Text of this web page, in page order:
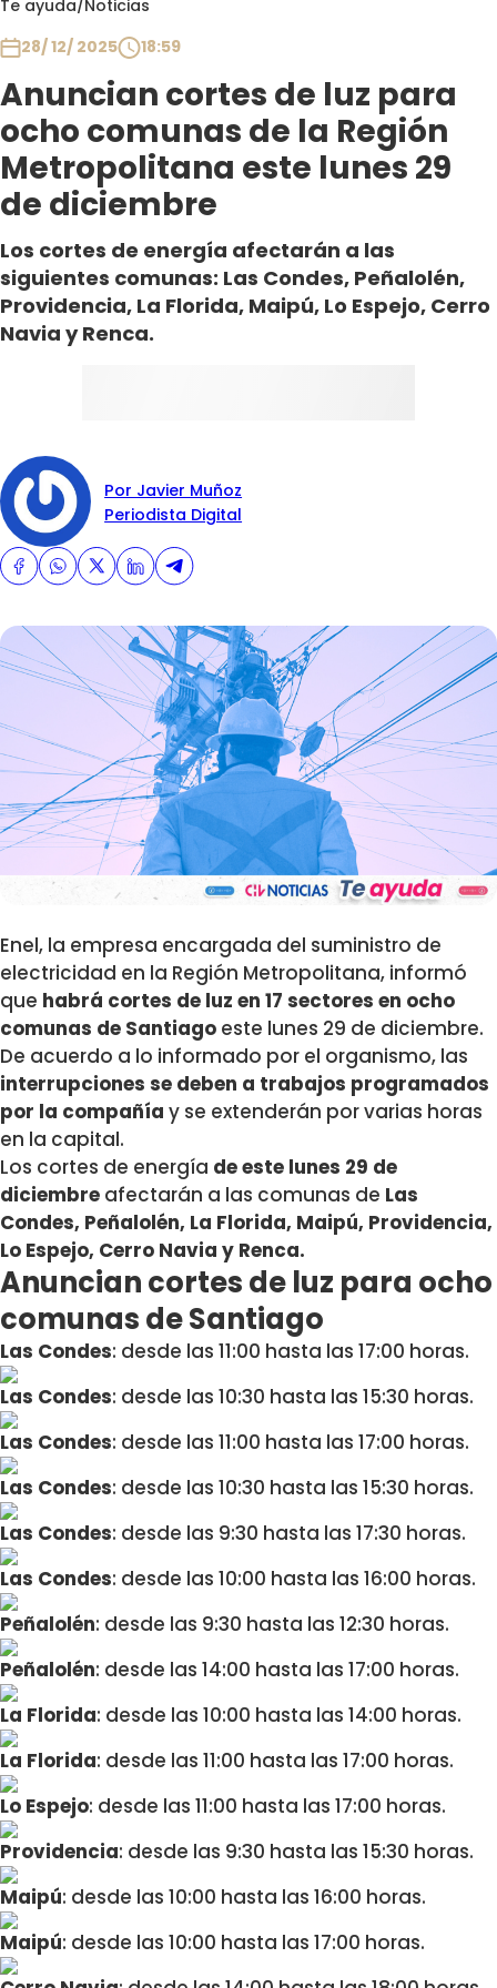
Te ayuda/Noticias
28/ 12/ 2025
18:59
Anuncian cortes de luz para
ocho comunas de la Región
Metropolitana este lunes 29
de diciembre
Los cortes de energía afectarán a las
siguientes comunas: Las Condes, Peñalolén,
Providencia, La Florida, Maipú, Lo Espejo, Cerro
Navia y Renca.
Por Javier Muñoz
Periodista Digital
Enel, la empresa encargada del suministro de
electricidad en la Región Metropolitana, informó
que habrá cortes de luz en 17 sectores en ocho
comunas de Santiago este lunes 29 de diciembre.
De acuerdo a lo informado por el organismo, las
interrupciones se deben a trabajos programados
por la compañía y se extenderán por varias horas
en la capital.
Los cortes de energía de este lunes 29 de
diciembre afectarán a las comunas de Las
Condes, Peñalolén, La Florida, Maipú, Providencia,
Lo Espejo, Cerro Navia y Renca.
Anuncian cortes de luz para ocho
comunas de Santiago
Las Condes: desde las 11:00 hasta las 17:00 horas.
Las Condes: desde las 10:30 hasta las 15:30 horas.
Las Condes: desde las 11:00 hasta las 17:00 horas.
Las Condes: desde las 10:30 hasta las 15:30 horas.
Las Condes: desde las 9:30 hasta las 17:30 horas.
Las Condes: desde las 10:00 hasta las 16:00 horas.
Peñalolén: desde las 9:30 hasta las 12:30 horas.
Peñalolén: desde las 14:00 hasta las 17:00 horas.
La Florida: desde las 10:00 hasta las 14:00 horas.
La Florida: desde las 11:00 hasta las 17:00 horas.
Lo Espejo: desde las 11:00 hasta las 17:00 horas.
Providencia: desde las 9:30 hasta las 15:30 horas.
Maipú: desde las 10:00 hasta las 16:00 horas.
Maipú: desde las 10:00 hasta las 17:00 horas.
Club De La Comedia
Contigo en Directo
Plan Perfecto
El Tiempo
Sabingo
Todos Los Programas